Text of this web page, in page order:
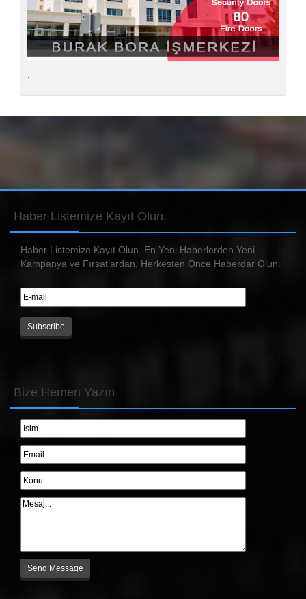
Haber Listemize Kayıt Olun.
Haber Listemize Kayıt Olun. En Yeni Haberlerden Yeni
Kampanya ve Fırsatlardan, Herkesten Önce Haberdar Olun.
Bize Hemen Yazın